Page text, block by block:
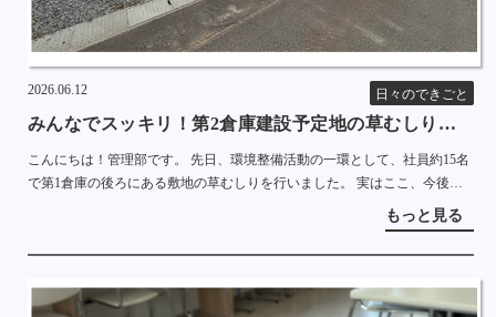
日々のできごと
2026.06.12
みんなでスッキリ！第2倉庫建設予定地の草むしりを行
いました
こんにちは！管理部です。 先日、環境整備活動の一環として、社員約15名
で第1倉庫の後ろにある敷地の草むしりを行いました。 実はここ、今後の
事業拡大に向けて「第2倉庫」の建設が予定されている大切な場所なんで
もっと見る